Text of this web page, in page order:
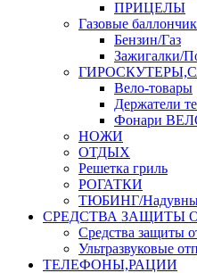
ПРИЦЕЛЫ
Газовые
Бензин/Газ
Зажигалки/
Вело-товары
Держатели
Фонари
НОЖИ
ОТДЫХ
Решетка гриль
РОГАТКИ
ТЮБИНГ/
СРЕДСТВА ЗАЩИТЫ
Средства защиты
Ультразвуковые
ТЕЛЕФОНЫ,РАЦИИ